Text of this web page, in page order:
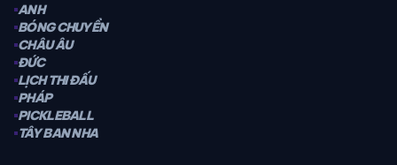
ANH
BÓNG CHUYỀN
CHÂU ÂU
ĐỨC
LỊCH THI ĐẤU
PHÁP
PICKLEBALL
TÂY BAN NHA